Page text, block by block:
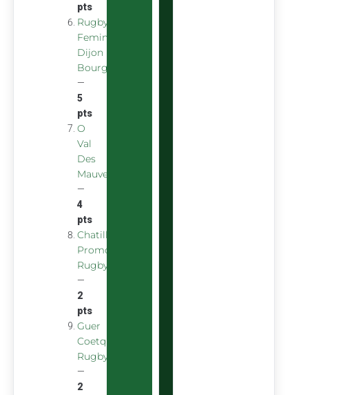
pts
Rugby
Feminin
Dijon
Bourgogne
—
5
pts
O
Val
Des
Mauves
—
4
pts
Chatillon
Promotion
Rugby
—
2
pts
Guer
Coetquidan
Rugby
—
2